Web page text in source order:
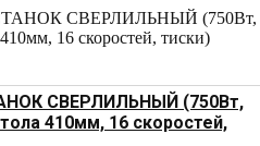
СВЕРЛИЛЬНЫЙ (750Вт,
410мм, 16 скоростей,